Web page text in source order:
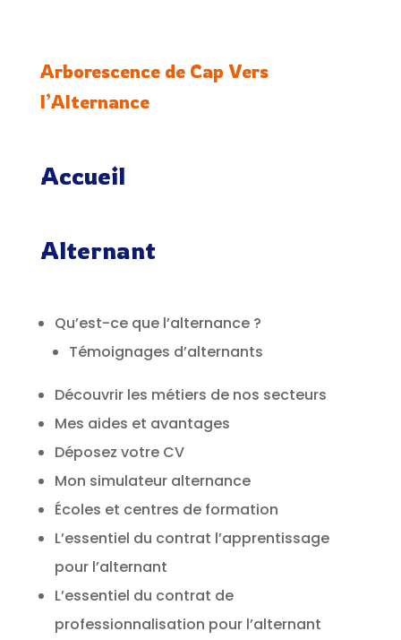
Arborescence de Cap Vers
l’Alternance
Accueil
Alternant
Qu’est-ce que l’alternance ?
Témoignages d’alternants
Découvrir les métiers de nos secteurs
Mes aides et avantages
Déposez votre CV
Mon simulateur alternance
Écoles et centres de formation
L’essentiel du contrat l’apprentissage
pour l’alternant
L’essentiel du contrat de
professionnalisation pour l’alternant